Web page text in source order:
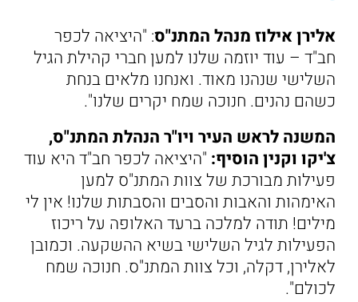
אלירן אילוז מנהל המתנ"ס: "היציאה לכפר
חב"ד – עוד יוזמה שלנו למען חברי קהילת הגיל
השלישי שנהנו מאוד. ואנחנו מלאים בנחת
כשהם נהנים. חנוכה שמח יקרים שלנו".
המשנה לראש העיר ויו"ר הנהלת המתנ"ס,
צ'יקו וקנין הוסיף: "היציאה לכפר חב"ד היא עוד
פעילות מבורכת של צוות המתנ"ס למען
האימהות והאבות והסבים והסבתות שלנו! אין לי
מילים! תודה למלכה ברעד האלופה על ריכוז
הפעילות לגיל השלישי בשיא ההשקעה. וכמובן
לאלירן, דקלה, וכל צוות המתנ"ס. חנוכה שמח
לכולם".